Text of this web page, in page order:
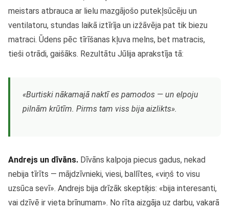
meistars atbrauca ar lielu mazgājošo putekļsūcēju un
ventilatoru, stundas laikā iztīrīja un izžāvēja pat tik biezu
matraci. Ūdens pēc tīrīšanas kļuva melns, bet matracis,
tieši otrādi, gaišāks. Rezultātu Jūlija aprakstīja tā:
«Burtiski nākamajā naktī es pamodos — un elpoju
pilnām krūtīm. Pirms tam viss bija aizlikts».
Andrejs un dīvāns. Dīvāns kalpoja piecus gadus, nekad
nebija tīrīts — mājdzīvnieki, viesi, ballītes, «viņš to visu
uzsūca sevī». Andrejs bija drīzāk skeptiķis: «bija interesanti,
vai dzīvē ir vieta brīnumam». No rīta aizgāja uz darbu, vakarā